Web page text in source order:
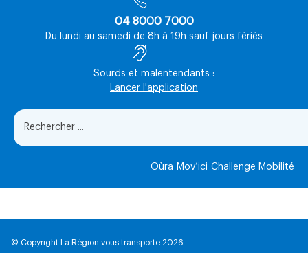
04 8000 7000
Du lundi au samedi de 8h à 19h sauf jours fériés
Sourds et malentendants :
Lancer l'application
Oùra Mov’ici Challenge Mobilité
© Copyright La Région vous transporte 2026